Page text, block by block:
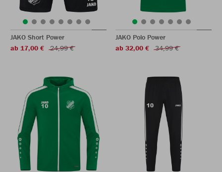
JAKO Short Power
ab 17,00 €
24,99 €
JAKO Polo Power
ab 32,00 €
34,99 €